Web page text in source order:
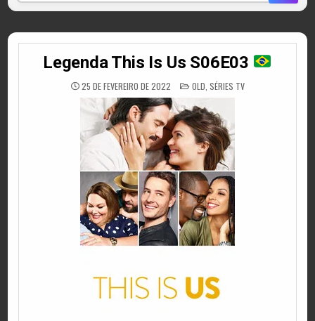
Legenda This Is Us S06E03
25 DE FEVEREIRO DE 2022 POSTED
IN
OLD SÉRIES TV